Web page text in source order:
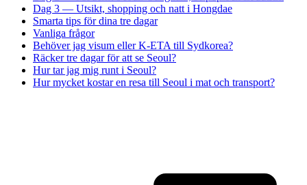
Dag 3 — Utsikt, shopping och natt i Hongdae
Smarta tips för dina tre dagar
Vanliga frågor
Behöver jag visum eller K-ETA till Sydkorea?
Räcker tre dagar för att se Seoul?
Hur tar jag mig runt i Seoul?
Hur mycket kostar en resa till Seoul i mat och transport?